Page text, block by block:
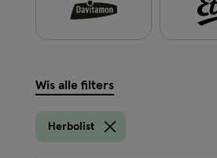
filters
Wis alle filters
Herbolist